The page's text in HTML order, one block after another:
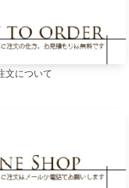
文について